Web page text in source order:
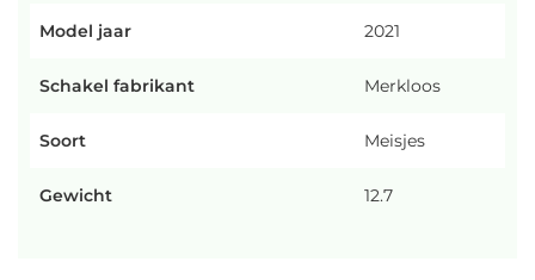
Model jaar 2021
Schakel fabrikant Merkloos
Soort Meisjes
Gewicht 12.7